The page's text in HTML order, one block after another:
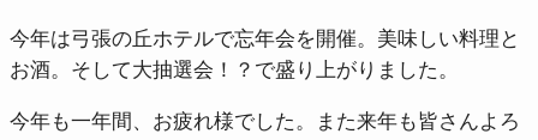
今年は弓張の丘ホテルで忘年会を開催。美味しい料理と
お酒。そして大抽選会！？で盛り上がりました。
今年も一年間、お疲れ様でした。また来年も皆さんよろ